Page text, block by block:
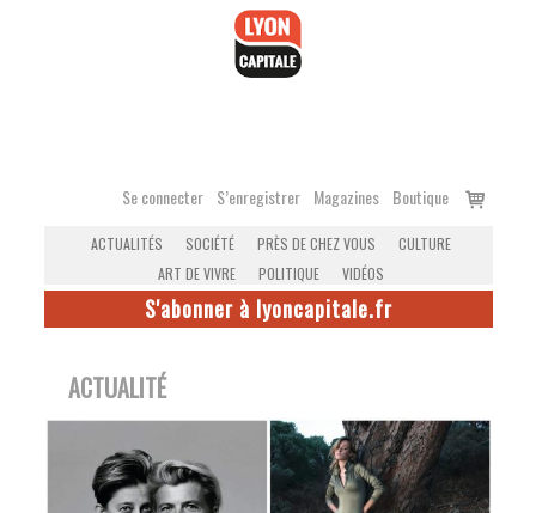
Se connecter S’enregistrer Magazines Boutique
Voir
ACTUALITÉS SOCIÉTÉ PRÈS DE CHEZ VOUS
CULTURE
ART DE VIVRE
POLITIQUE VIDÉOS
S'abonner à lyoncapitale.fr
ACTUALITÉ